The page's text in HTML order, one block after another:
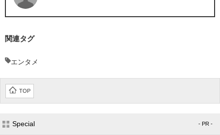
関連タグ
エンタメ
TOP
Special - PR -